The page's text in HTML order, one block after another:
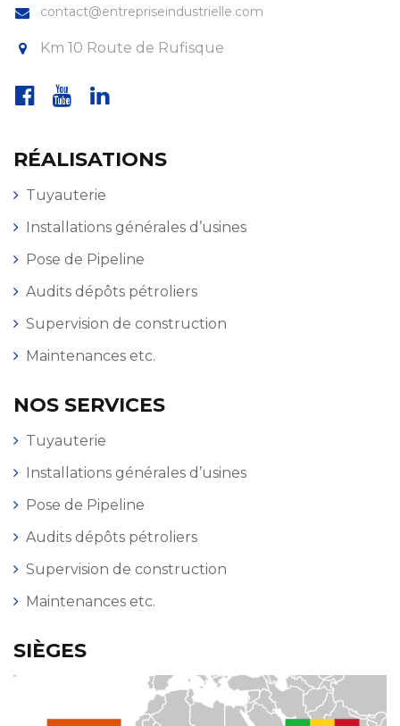
contact@entrepriseindustrielle.com
Km 10 Route de Rufisque
RÉALISATIONS
Tuyauterie
Installations générales d’usines
Pose de Pipeline
Audits dépôts pétroliers
Supervision de construction
Maintenances etc.
NOS SERVICES
Tuyauterie
Installations générales d’usines
Pose de Pipeline
Audits dépôts pétroliers
Supervision de construction
Maintenances etc.
SIÈGES